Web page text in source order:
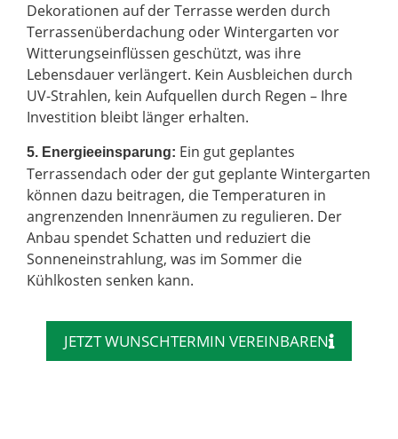
Dekorationen auf der Terrasse werden durch
Terrassenüberdachung oder Wintergarten vor
Witterungseinflüssen geschützt, was ihre
Lebensdauer verlängert. Kein Ausbleichen durch
UV-Strahlen, kein Aufquellen durch Regen – Ihre
Investition bleibt länger erhalten.
5. Energieeinsparung: Ein gut geplantes
Terrassendach oder der gut geplante Wintergarten
können dazu beitragen, die Temperaturen in
angrenzenden Innenräumen zu regulieren. Der
Anbau spendet Schatten und reduziert die
Sonneneinstrahlung, was im Sommer die
Kühlkosten senken kann.
JETZT WUNSCHTERMIN VEREINBAREN